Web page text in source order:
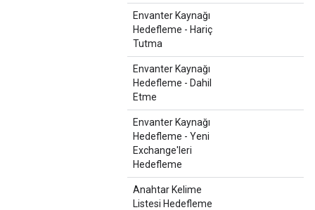
Envanter Kaynağı
Hedefleme - Hariç
Tutma
Envanter Kaynağı
Hedefleme - Dahil
Etme
Envanter Kaynağı
Hedefleme - Yeni
Exchange'leri
Hedefleme
Anahtar Kelime
Listesi Hedefleme